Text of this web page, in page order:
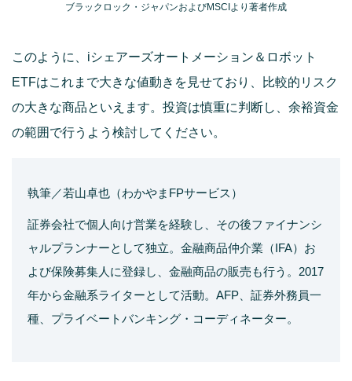
ブラックロック・ジャパンおよびMSCIより著者作成
このように、iシェアーズオートメーション＆ロボット
ETFはこれまで大きな値動きを見せており、比較的リスク
の大きな商品といえます。投資は慎重に判断し、余裕資金
の範囲で行うよう検討してください。
執筆／若山卓也（わかやまFPサービス）
証券会社で個人向け営業を経験し、その後ファイナンシ
ャルプランナーとして独立。金融商品仲介業（IFA）お
よび保険募集人に登録し、金融商品の販売も行う。2017
年から金融系ライターとして活動。AFP、証券外務員一
種、プライベートバンキング・コーディネーター。